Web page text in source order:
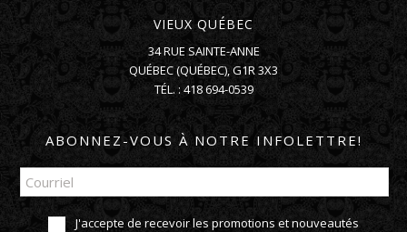
VIEUX QUÉBEC
34 RUE SAINTE-ANNE
QUÉBEC(QUÉBEC),G1R 3X3
TÉL. : 418 694-0539
ABONNEZ-VOUS À NOTRE INFOLETTRE!
J'accepte de recevoir les promotions et nouveautés